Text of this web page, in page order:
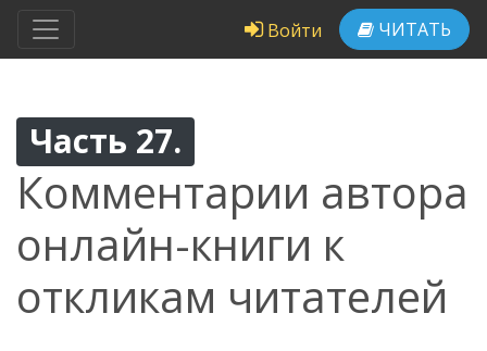
Войти ЧИТАТЬ
Часть 27.
Комментарии автора
онлайн-книги к
откликам читателей